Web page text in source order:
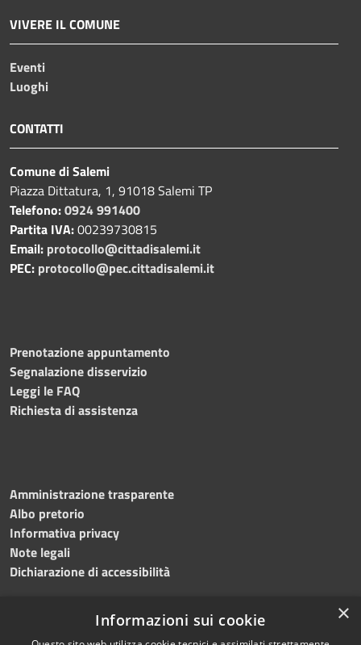
VIVERE IL COMUNE
Eventi
Luoghi
CONTATTI
Comune di Salemi
Piazza Dittatura, 1, 91018 Salemi TP
Telefono:0924 991400
Partita IVA:00239730815
Email: protocollo@cittadisalemi.it
PEC: protocollo@pec.cittadisalemi.it
Prenotazione appuntamento
Segnalazione disservizio
Leggi le FAQ
Richiesta di assistenza
Amministrazione trasparente
Albo pretorio
Informativa privacy
Note legali
Dichiarazione di accessibilità
×
Informazioni sui cookie